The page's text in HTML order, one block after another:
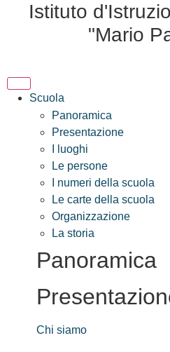
Istituto
"Mario
Scuola
Panoramica
Presentazione
I luoghi
Le persone
I numeri della scuola
Le carte della scuola
Organizzazione
La storia
Panoramica
Chi siamo